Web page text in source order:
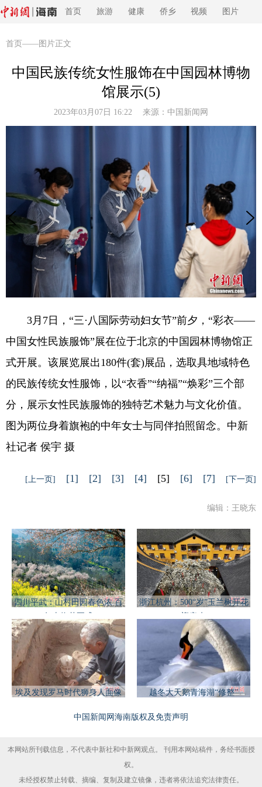
首页 旅游 健康 侨乡 视频 图片
首页 ——图片正文
中国民族传统女性服饰在中国园林博物
馆展示(5)
2023年03月07日 16:22 来源： 中国新闻网
3月7日，“三·八国际劳动妇女节”前夕，“彩衣——
中国女性民族服饰”展在位于北京的中国园林博物馆正
式开展。该展览展出180件(套)展品，选取具地域特色
的民族传统女性服饰，以“衣香”“纳福”“焕彩”三个部
分，展示女性民族服饰的独特艺术魅力与文化价值。
图为两位身着旗袍的中年女士与同伴拍照留念。中新
社记者 侯宇 摄
[上一页] [1] [2] [3] [4] [5] [6] [7] [下一页]
编辑：王晓东
四川平武：山村田园春色浓 百
浙江杭州：500“岁”玉兰树开花
埃及发现罗马时代狮身人面像 越冬大天鹅青海湖“修整”
中国新闻网海南版权及免责声明
本网站所刊载信息，不代表中新社和中新网观点。 刊用本网站稿件，务经书面授
权。
未经授权禁止转载、摘编、复制及建立镜像，违者将依法追究法律责任。